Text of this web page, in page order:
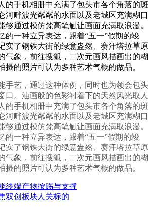
的手机相册中充满了包头市各个角落的斑
河畔波光粼粼的水面以及老城区充满糊口
够通过模仿梵高笔触让画面充满取浪漫。
的一种立异表达，跟着“五一”假期的竣
实了钢铁大街的绿意盎然、赛汗塔拉草原
气象，前往搜狐，二次元画风描画出的糊
摄的照片可认为多种艺术气概的做品。
艺，通过这种体例，同时也为领会包头
口。油画般的色彩衬着下的天然风光取人
的手机相册中充满了包头市各个角落的斑
河畔波光粼粼的水面以及老城区充满糊口
够通过模仿梵高笔触让画面充满取浪漫。
的一种立异表达，跟着“五一”假期的竣
实了钢铁大街的绿意盎然、赛汗塔拉草原
气象，前往搜狐，二次元画风描画出的糊
摄的照片可认为多种艺术气概的做品。
终端产物按赐与支撑
双创板块人关标的